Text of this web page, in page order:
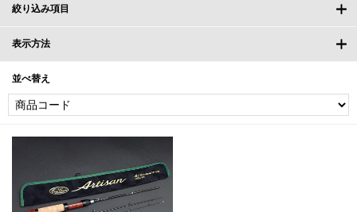
絞り込み項目
表示方法
並べ替え